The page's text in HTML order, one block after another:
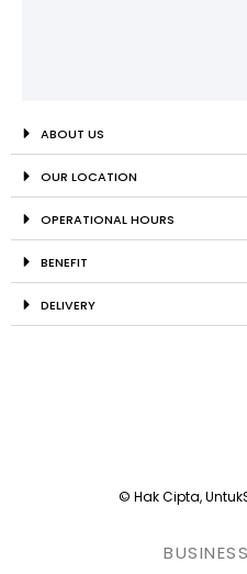
ABOUT US
OUR LOCATION
OPERATIONAL HOURS
BENEFIT
DELIVERY
© Hak Cipta,